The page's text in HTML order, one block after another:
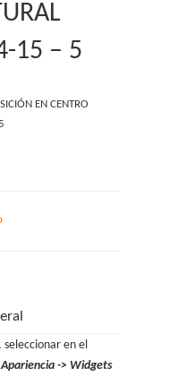
15 – 5
EN CENTRO
en el
Apariencia -> Widgets